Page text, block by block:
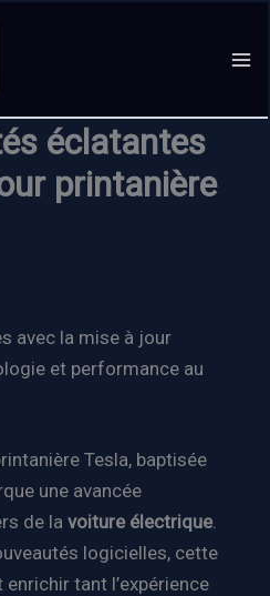
éclatantes
printanière
avec la mise à jour
et performance au
Tesla, baptisée
une avancée
de la voiture électrique.
logicielles, cette
tant l’expérience